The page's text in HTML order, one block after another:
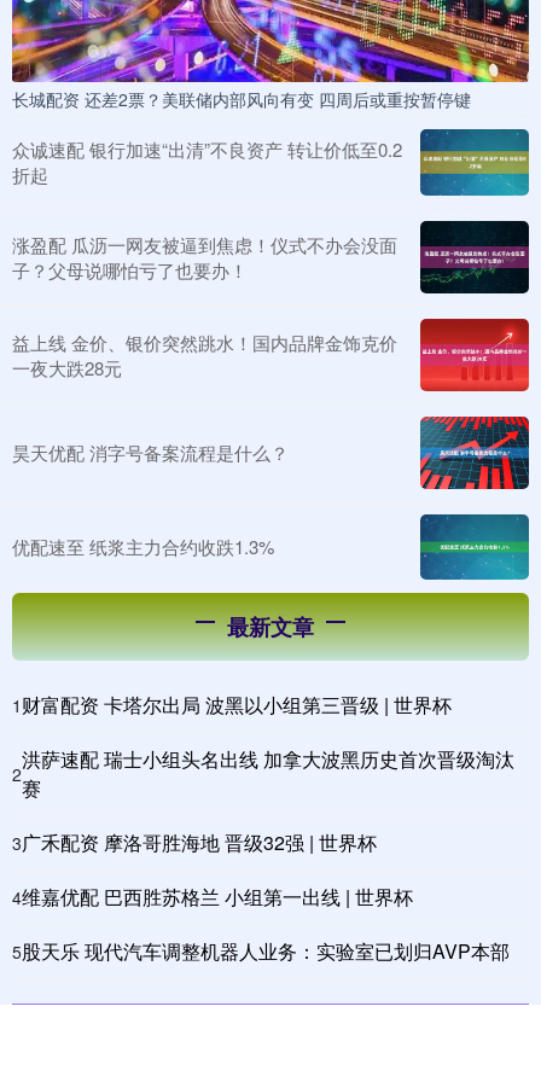
长城配资 还差2票？美联储内部风向有变 四周后或重按暂停键
众诚速配 银行加速“出清”不良资产 转让价低至0.2
折起
涨盈配 瓜沥一网友被逼到焦虑！仪式不办会没面
子？父母说哪怕亏了也要办！
益上线 金价、银价突然跳水！国内品牌金饰克价
一夜大跌28元
昊天优配 消字号备案流程是什么？
优配速至 纸浆主力合约收跌1.3%
最新文章
1 财富配资 卡塔尔出局 波黑以小组第三晋级 | 世界杯
2
洪萨速配 瑞士小组头名出线 加拿大波黑历史首次晋级淘汰
赛
3广禾配资 摩洛哥胜海地 晋级32强 | 世界杯
4维嘉优配 巴西胜苏格兰 小组第一出线 | 世界杯
5股天乐 现代汽车调整机器人业务：实验室已划归AVP本部